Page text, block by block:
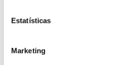
Estatísticas
Marketing
cidadãos chamados a ajudar